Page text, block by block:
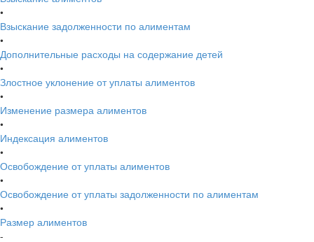
•
Взыскание задолженности по алиментам
•
Дополнительные расходы на содержание детей
•
Злостное уклонение от уплаты алиментов
•
Изменение размера алиментов
•
Индексация алиментов
•
Освобождение от уплаты алиментов
•
Освобождение от уплаты задолженности по алиментам
•
Размер алиментов
-